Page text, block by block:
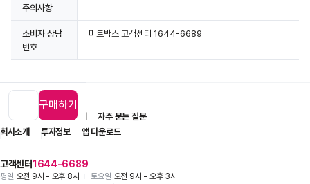
주의사항
소비자 상담
번호
미트박스 고객센터 1644-6689
구매하기
고객센터1644-6689
평일 오전 9시 - 오후 8시 토요일 오전 9시 - 오후 3시
입점 제휴 문의 1:1 문의
자주 묻는 질문
회사소개
투자정보 앱 다운로드